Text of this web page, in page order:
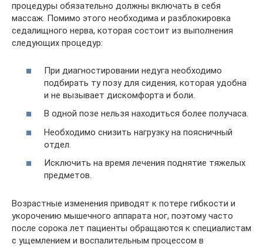
процедуры обязательно должны включать в себя
массаж. Помимо этого необходима и разблокировка
седалищного нерва, которая состоит из выполнения
следующих процедур:
При диагностировании недуга необходимо
подбирать ту позу для сидения, которая удобна
и не вызывает дискомфорта и боли.
В одной позе нельзя находиться более получаса.
Необходимо снизить нагрузку на поясничный
отдел.
Исключить на время лечения поднятие тяжелых
предметов.
Возрастные изменения приводят к потере гибкости и
укорочению мышечного аппарата ног, поэтому часто
после сорока лет пациенты обращаются к специалистам
с ущемлением и воспалительным процессом в